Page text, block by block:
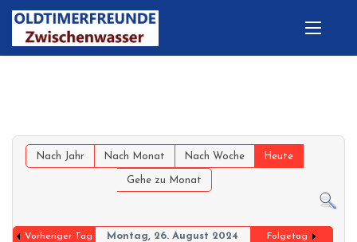
Nach Jahr Nach Monat Nach Woche Heute
Gehe zu Monat
Vorheriger Tag Montag, 26. August 2024 Folgetag